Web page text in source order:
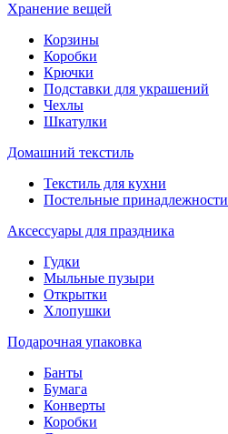
Хранение вещей
Корзины
Коробки
Крючки
Подставки для украшений
Чехлы
Шкатулки
Домашний текстиль
Текстиль для кухни
Постельные принадлежности
Аксессуары для праздника
Гудки
Мыльные пузыри
Открытки
Хлопушки
Подарочная упаковка
Банты
Бумага
Конверты
Коробки